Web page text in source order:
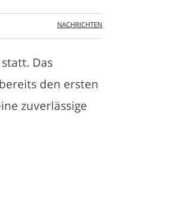
NACHRICHTEN
Das
den ersten
zuverlässige